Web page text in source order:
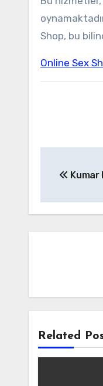
Shop, bu
Online Sex
Kumar
Related